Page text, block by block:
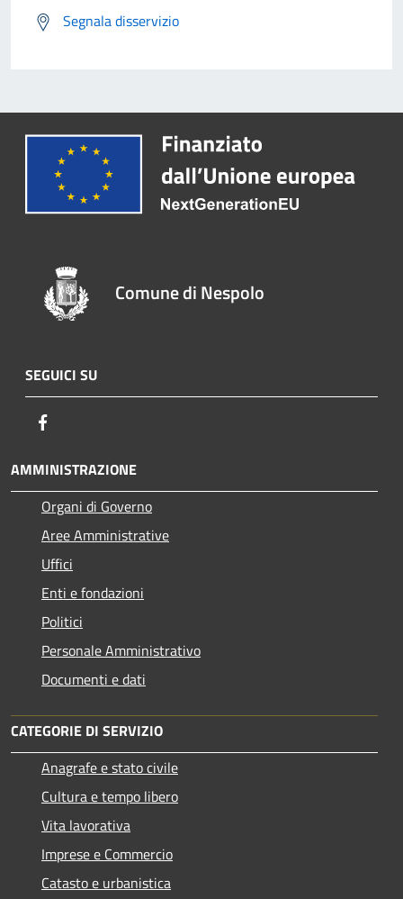
Segnala disservizio
Comune di Nespolo
SEGUICI SU
AMMINISTRAZIONE
Organi di Governo
Aree Amministrative
Uffici
Enti e fondazioni
Politici
Personale Amministrativo
Documenti e dati
CATEGORIE DI SERVIZIO
Anagrafe e stato civile
Cultura e tempo libero
Vita lavorativa
Imprese e Commercio
Catasto e urbanistica